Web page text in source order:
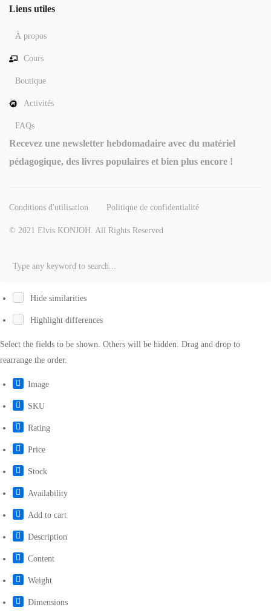
Liens utiles
À propos
Cours
Boutique
Activités
FAQs
Recevez une newsletter hebdomadaire avec du matériel
pédagogique, des livres populaires et bien plus encore !
Conditions d'utilisation Politique de confidentialité
© 2021 Elvis KONJOH. All Rights Reserved
Hide similarities
Highlight differences
Select the fields to be shown. Others will be hidden. Drag and drop to
rearrange the order.
Image
SKU
Rating
Price
Stock
Availability
Add to cart
Description
Content
Weight
Dimensions